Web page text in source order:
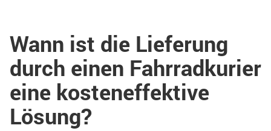
Wann ist die Lieferung
durch einen Fahrradkurier
eine kosteneffektive
Lösung?